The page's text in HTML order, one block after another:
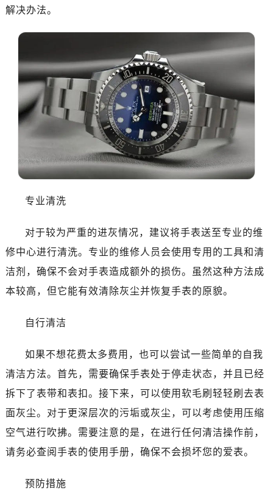
解决办法。
专业清洗
对于较为严重的进灰情况，建议将手表送至专业的维
修中心进行清洗。专业的维修人员会使用专用的工具和清
洁剂，确保不会对手表造成额外的损伤。虽然这种方法成
本较高，但它能有效清除灰尘并恢复手表的原貌。
自行清洁
如果不想花费太多费用，也可以尝试一些简单的自我
清洁方法。首先，需要确保手表处于停走状态，并且已经
拆下了表带和表扣。接下来，可以使用软毛刷轻轻刷去表
面灰尘。对于更深层次的污垢或灰尘，可以考虑使用压缩
空气进行吹拂。需要注意的是，在进行任何清洁操作前，
请务必查阅手表的使用手册，确保不会损坏您的爱表。
预防措施